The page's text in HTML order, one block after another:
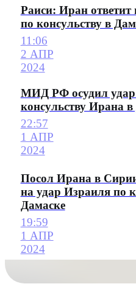
Раиси: Иран ответит
по консульству в
11:06
2 АПР
2024
МИД РФ осудил
консульству Ирана
22:57
1 АПР
2024
Посол Ирана в
на удар Израиля по
Дамаске
19:59
1 АПР
2024